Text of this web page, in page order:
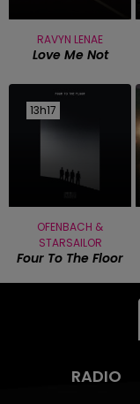
RAVYN LENAE
Love Me Not
13h17
13h17
OFENBACH &
STARSAILOR
Four To The Floor
RADIO